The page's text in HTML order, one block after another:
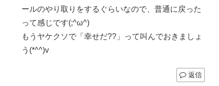
ールのやり取りをするぐらいなので、普通に戻った
って感じです(;^ω^)
もうヤケクソで「幸せだ??」って叫んでおきましょ
う(*^^)v
返信